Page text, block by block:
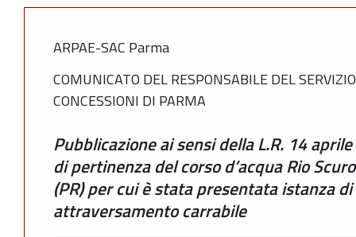
ARPAE-SAC Parma
COMUNICATO DEL RESPONSABILE DEL
CONCESSIONI DI PARMA
Pubblicazione ai sensi della L.R. 14
di pertinenza del corso d’acqua Rio
(PR) per cui è stata presentata istanza
attraversamento carrabile